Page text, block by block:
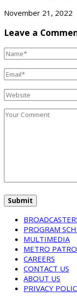
November 21, 2022
Leave a
PROGRAM
MULTIMEDIA
METRO
CAREERS
CONTACT US
ABOUT US
PRIVACY